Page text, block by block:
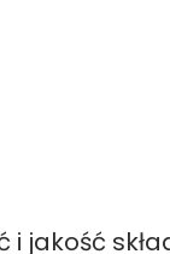
i jakość